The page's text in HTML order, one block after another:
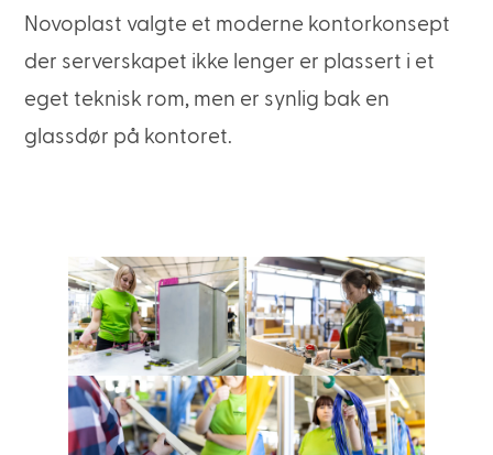
Novoplast valgte et moderne kontorkonsept
der serverskapet ikke lenger er plassert i et
eget teknisk rom, men er synlig bak en
glassdør på kontoret.